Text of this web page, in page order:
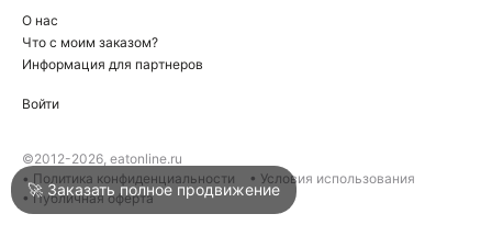
Войти
Написать в техподдержку
О нас
Что с моим заказом?
Информация для партнеров
Войти
©2012-2026, eatonline.ru
• Политика конфиденциальности
• Условия использования
• Публичная оферта
🚀 Заказать полное продвижение